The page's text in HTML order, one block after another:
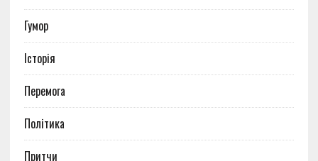
Гумор
Історія
Перемога
Політика
Притчи